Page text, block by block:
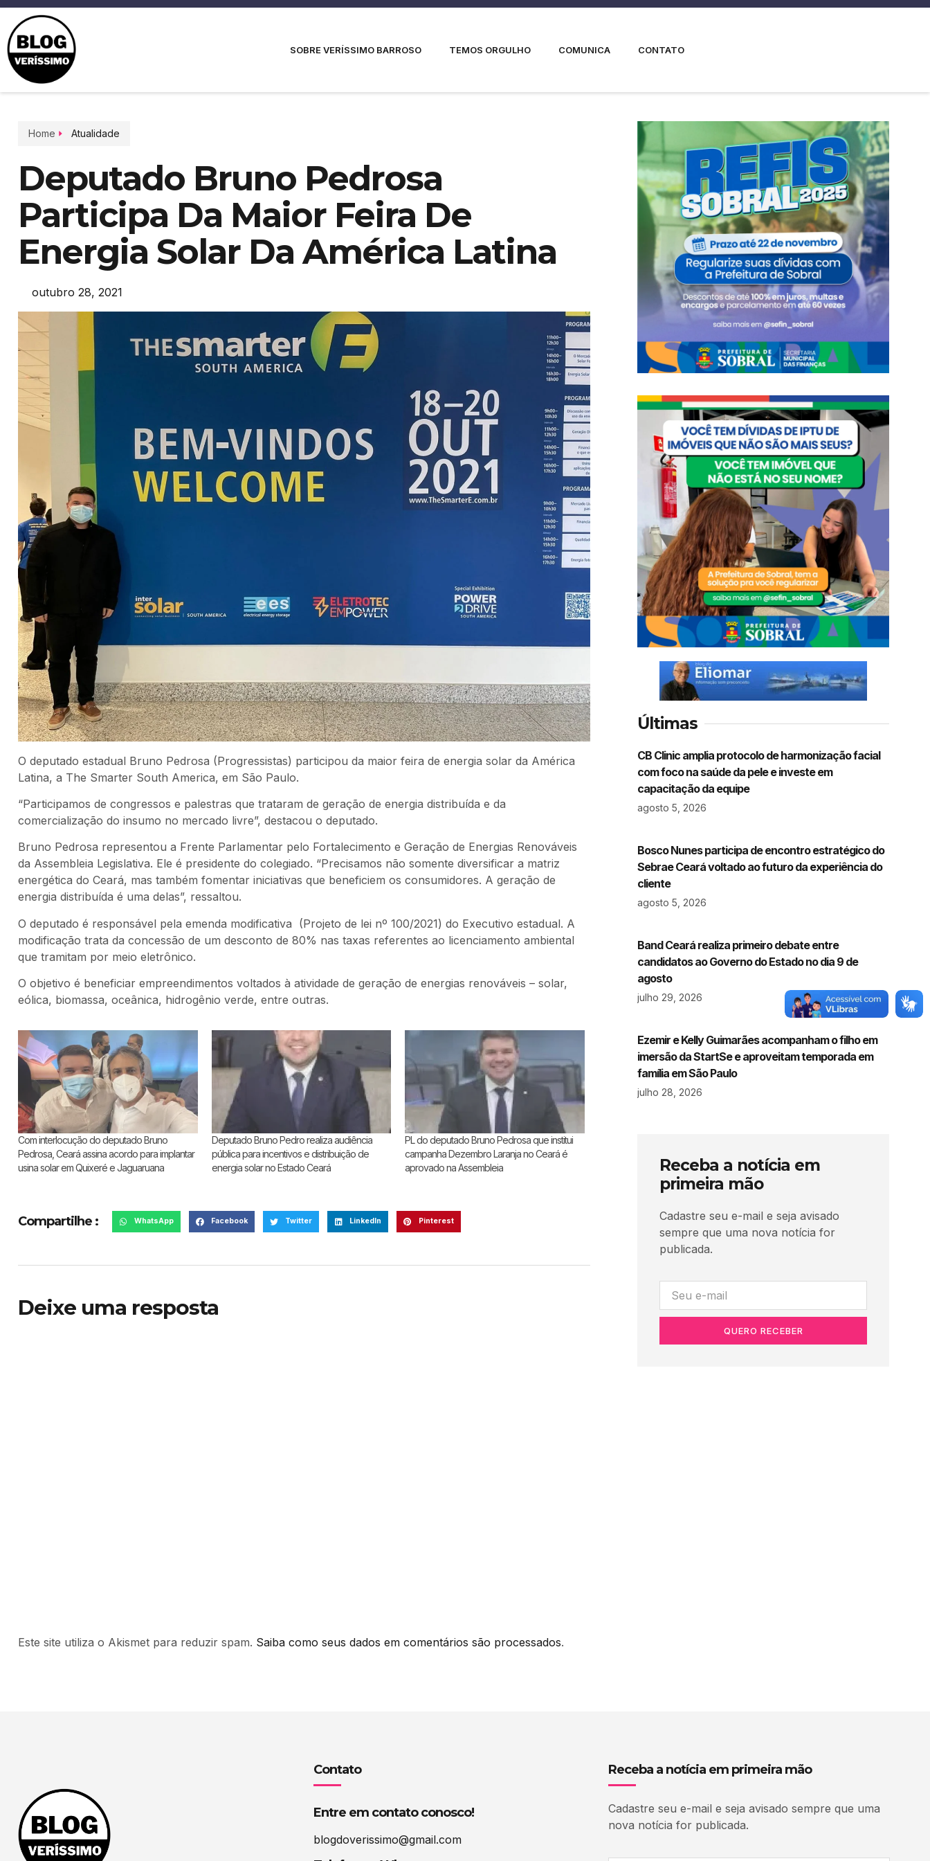
SOBRE VERÍSSIMO BARROSO TEMOS ORGULHO COMUNICA CONTATO
Home Atualidade
Deputado Bruno Pedrosa
Participa Da Maior Feira De
Energia Solar Da América Latina
outubro 28, 2021
O deputado estadual Bruno Pedrosa (Progressistas) participou da maior feira de energia solar da América
Latina, a The Smarter South America, em São Paulo.
“Participamos de congressos e palestras que trataram de geração de energia distribuída e da
comercialização do insumo no mercado livre”, destacou o deputado.
Bruno Pedrosa representou a Frente Parlamentar pelo Fortalecimento e Geração de Energias Renováveis
da Assembleia Legislativa. Ele é presidente do colegiado. “Precisamos não somente diversificar a matriz
energética do Ceará, mas também fomentar iniciativas que beneficiem os consumidores. A geração de
energia distribuída é uma delas”, ressaltou.
O deputado é responsável pela emenda modificativa (Projeto de lei nº 100/2021) do Executivo estadual. A
modificação trata da concessão de um desconto de 80% nas taxas referentes ao licenciamento ambiental
que tramitam por meio eletrônico.
O objetivo é beneficiar empreendimentos voltados à atividade de geração de energias renováveis – solar,
eólica, biomassa, oceânica, hidrogênio verde, entre outras.
Com interlocução do deputado Bruno
Pedrosa, Ceará assina acordo para implantar
usina solar em Quixeré e Jaguaruana
Deputado Bruno Pedro realiza audiência
pública para incentivos e distribuição de
energia solar no Estado Ceará
PL do deputado Bruno Pedrosa que institui
campanha Dezembro Laranja no Ceará é
aprovado na Assembleia
Compartilhe : WhatsApp Facebook Twitter LinkedIn Pinterest
Deixe uma resposta
Este site utiliza o Akismet para reduzir spam. Saiba como seus dados em comentários são processados.
Últimas
CB Clinic amplia protocolo de harmonização facial
com foco na saúde da pele e investe em
capacitação da equipe
agosto 5, 2026
Bosco Nunes participa de encontro estratégico do
Sebrae Ceará voltado ao futuro da experiência do
cliente
agosto 5, 2026
Band Ceará realiza primeiro debate entre
candidatos ao Governo do Estado no dia 9 de
agosto
julho 29, 2026
Ezemir e Kelly Guimarães acompanham o filho em
imersão da StartSe e aproveitam temporada em
família em São Paulo
julho 28, 2026
Receba a notícia em
primeira mão
Cadastre seu e-mail e seja avisado
sempre que uma nova notícia for
publicada.
QUERO RECEBER
Contato
Entre em contato conosco!
blogdoverissimo@gmail.com
Receba a notícia em primeira mão
Cadastre seu e-mail e seja avisado sempre que uma
nova notícia for publicada.